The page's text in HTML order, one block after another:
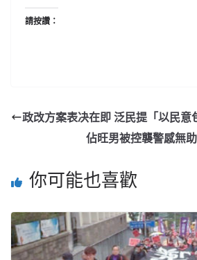
請按讚：
政改方案表决在即 泛民提「以民意
佔旺男被控襲警感無
你可能也喜歡